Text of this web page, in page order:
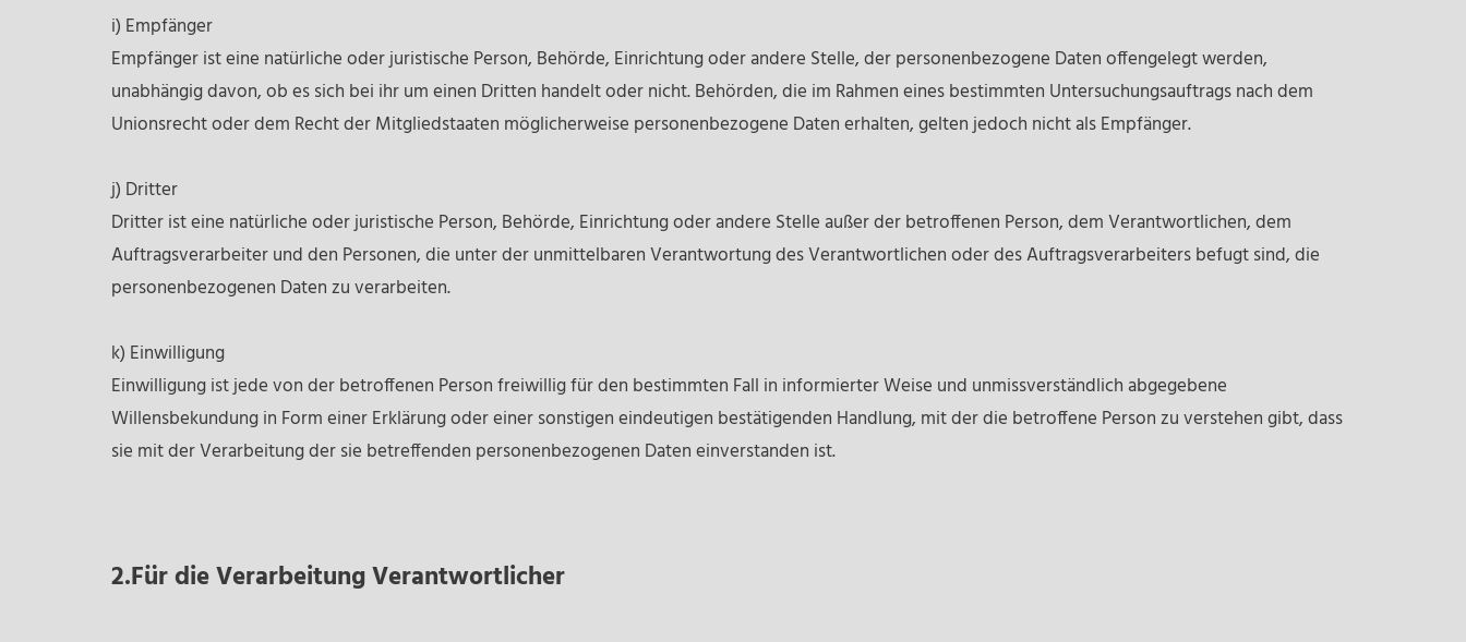
i) Empfänger
Empfänger ist eine natürliche oder juristische Person, Behörde, Einrichtung oder andere Stelle, der personenbezogene Daten offengelegt werden,
unabhängig davon, ob es sich bei ihr um einen Dritten handelt oder nicht. Behörden, die im Rahmen eines bestimmten Untersuchungsauftrags nach dem
Unionsrecht oder dem Recht der Mitgliedstaaten möglicherweise personenbezogene Daten erhalten, gelten jedoch nicht als Empfänger.
j) Dritter
Dritter ist eine natürliche oder juristische Person, Behörde, Einrichtung oder andere Stelle außer der betroffenen Person, dem Verantwortlichen, dem
Auftragsverarbeiter und den Personen, die unter der unmittelbaren Verantwortung des Verantwortlichen oder des Auftragsverarbeiters befugt sind, die
personenbezogenen Daten zu verarbeiten.
k) Einwilligung
Einwilligung ist jede von der betroffenen Person freiwillig für den bestimmten Fall in informierter Weise und unmissverständlich abgegebene
Willensbekundung in Form einer Erklärung oder einer sonstigen eindeutigen bestätigenden Handlung, mit der die betroffene Person zu verstehen gibt, dass
sie mit der Verarbeitung der sie betreffenden personenbezogenen Daten einverstanden ist.
2.Für die Verarbeitung Verantwortlicher